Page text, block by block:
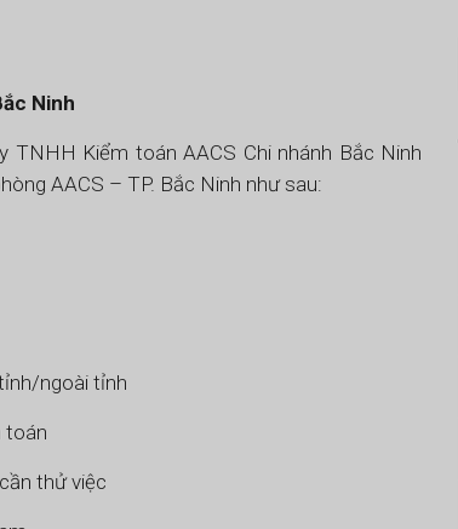
Ninh
TNHH Kiểm toán AACS Chi nhánh Bắc Ninh
AACS – TP. Bắc Ninh như sau:
ngoài tỉnh
toán
thử việc